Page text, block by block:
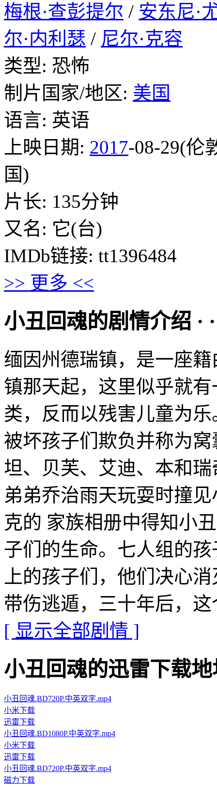
梅根·查彭提尔 / 安东尼·
尔·内利瑟 / 尼尔·克容
类型: 恐怖
制片国家/地区: 美国
语言: 英语
上映日期: 2017-08-29(伦
国)
片长: 135分钟
又名: 它(台)
IMDb链接: tt1396484
>> 更多 <<
小丑回魂的剧情介绍 · ·
缅因州德瑞镇，是一座
镇那天起，这里似乎就
类，反而以残害儿童为乐
被坏孩子们欺负并称为
坦、贝芙、艾迪、本和
弟弟乔治雨天玩耍时撞
克的 家族相册中得知小
子们的生命。七人组的
上的孩子们，他们决心
带伤逃遁，三十年后，
[ 显示全部剧情 ]
小丑回魂的迅雷下载地
小丑回魂.BD720P.中英双字.mp4
小米下载
迅雷下载
小丑回魂.BD1080P.中英双字.mp4
小米下载
迅雷下载
小丑回魂.BD720P.中英双字.mp4
磁力下载